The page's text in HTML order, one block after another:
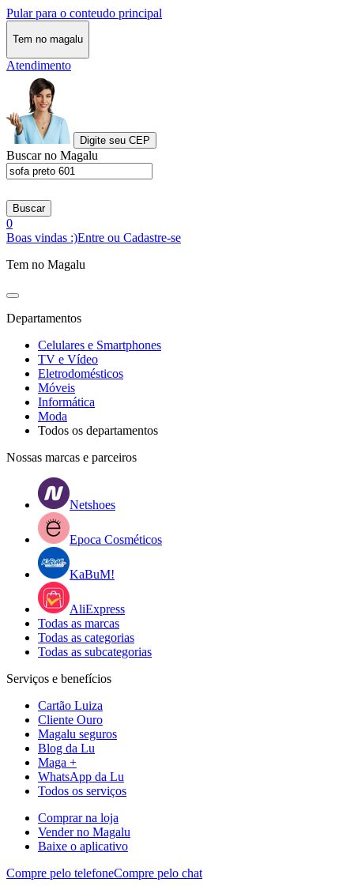
Pular para o conteudo principal
Tem no magalu
Atendimento
Digite seu CEP
Buscar no Magalu
Buscar
0
Boas vindas :)Entre ou Cadastre-se
Tem no Magalu
Departamentos
Celulares e Smartphones
TV e Vídeo
Eletrodomésticos
Móveis
Informática
Moda
Todos os departamentos
Nossas marcas e parceiros
Netshoes
Epoca Cosméticos
KaBuM!
AliExpress
Todas as marcas
Todas as categorias
Todas as subcategorias
Serviços e benefícios
Cartão Luiza
Cliente Ouro
Magalu seguros
Blog da Lu
Maga +
WhatsApp da Lu
Todos os serviços
Comprar na loja
Vender no Magalu
Baixe o aplicativo
Compre pelo telefoneCompre pelo chat